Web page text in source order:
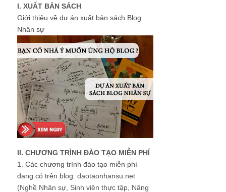
I. XUẤT BẢN SÁCH
Giới thiệu về dự án xuất bản sách Blog
Nhân sự
II. CHƯƠNG TRÌNH ĐÀO TẠO MIỄN PHÍ
1. Các chương trình đào tạo miễn phí
đang có trên blog: daotaonhansu.net
(Nghề Nhân sự, Sinh viên thực tập, Nâng